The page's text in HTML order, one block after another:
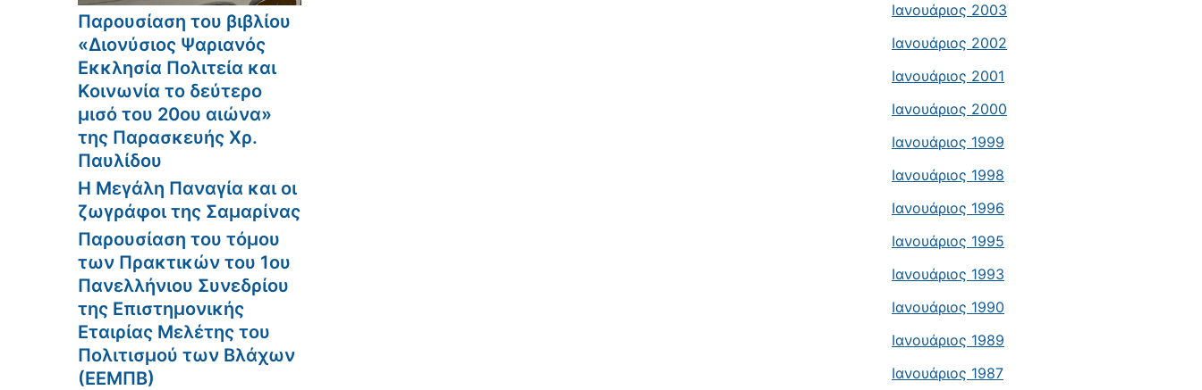
Παρουσίαση του βιβλίου
«Διονύσιος Ψαριανός
Εκκλησία Πολιτεία και
Κοινωνία το δεύτερο
μισό του 20ου αιώνα»
της Παρασκευής Χρ.
Παυλίδου
Η Μεγάλη Παναγία και οι
ζωγράφοι της Σαμαρίνας
Παρουσίαση του τόμου
των Πρακτικών του 1ου
Πανελλήνιου Συνεδρίου
της Επιστημονικής
Εταιρίας Μελέτης του
Πολιτισμού των Βλάχων
(ΕΕΜΠΒ)
Ιανουάριος 2003
Ιανουάριος 2002
Ιανουάριος 2001
Ιανουάριος 2000
Ιανουάριος 1999
Ιανουάριος 1998
Ιανουάριος 1996
Ιανουάριος 1995
Ιανουάριος 1993
Ιανουάριος 1990
Ιανουάριος 1989
Ιανουάριος 1987